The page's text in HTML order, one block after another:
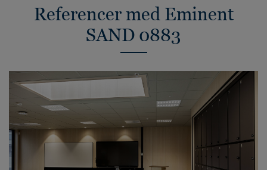
Referencer med Eminent
SAND 0883